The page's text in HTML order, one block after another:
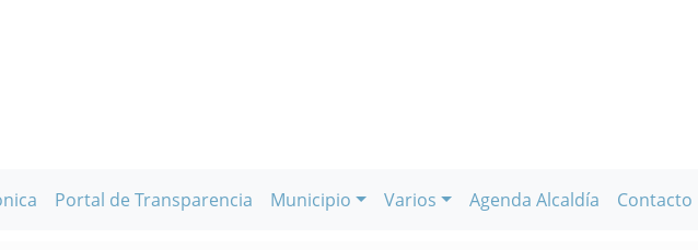
Portal de Transparencia Municipio Varios Agenda Alcaldía Contacto